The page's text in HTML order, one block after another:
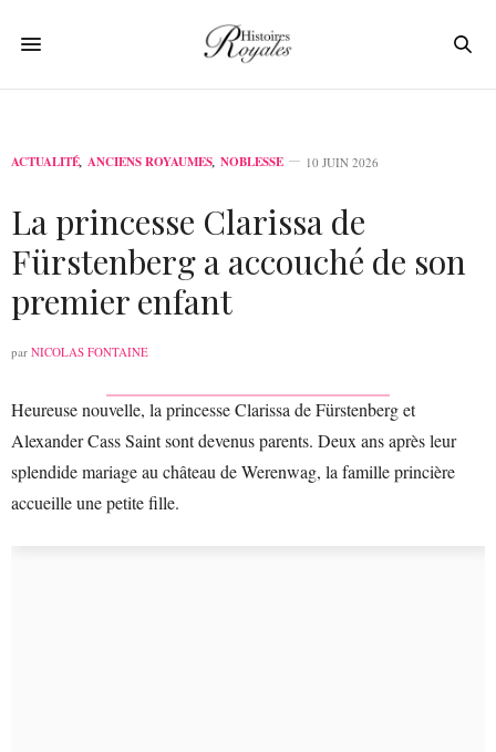
ACTUALITÉ, ANCIENS ROYAUMES, NOBLESSE 10 JUIN 2026
La princesse Clarissa de
Fürstenberg a accouché de son
premier enfant
par NICOLAS FONTAINE
Heureuse nouvelle, la princesse Clarissa de Fürstenberg et
Alexander Cass Saint sont devenus parents. Deux ans après leur
splendide mariage au château de Werenwag, la famille princière
accueille une petite fille.